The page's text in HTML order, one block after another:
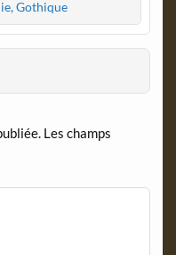
Gothique
Les champs